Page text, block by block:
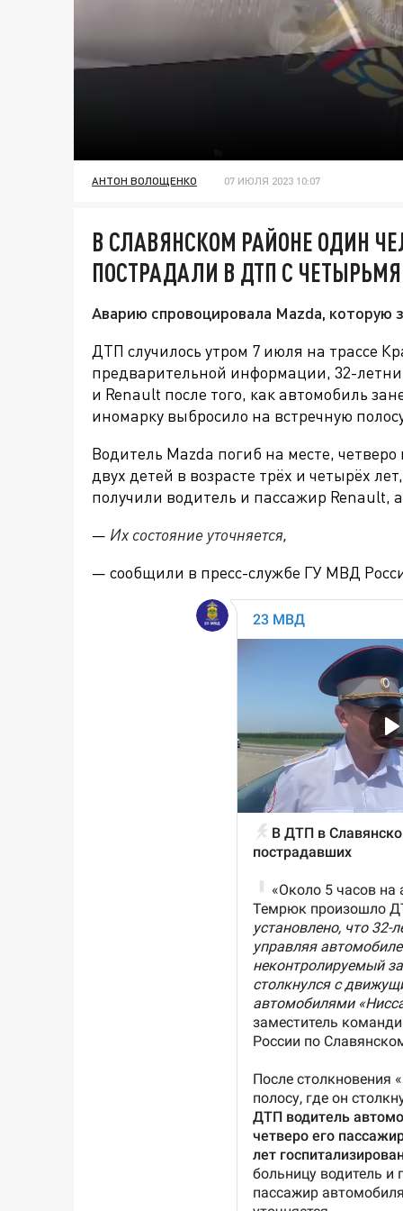
АНТОН ВОЛОЩЕНКО 07 ИЮЛЯ 2023 10:07
В СЛАВЯНСКОМ РАЙОНЕ ОДИН
ПОСТРАДАЛИ В ДТП С
Аварию спровоцировала Mazda, которую
ДТП случилось утром 7 июля на трассе
предварительной информации, 32-
и Renault после того, как автомобиль
иномарку выбросило на встречную
Водитель Mazda погиб на месте,
двух детей в возрасте трёх и четырёх
получили водитель и пассажир Renault,
— Их состояние уточняется,
— сообщили в пресс-службе ГУ МВД